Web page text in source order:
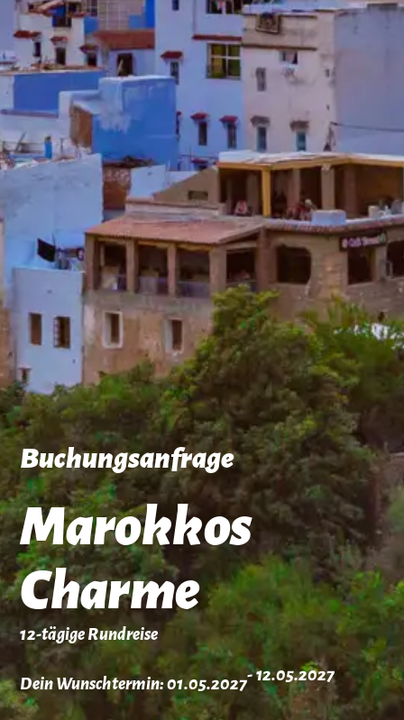
Buchungsanfrage
Marokkos
Charme
12-tägige Rundreise
Dein Wunschtermin: 01.05.2027- 12.05.2027